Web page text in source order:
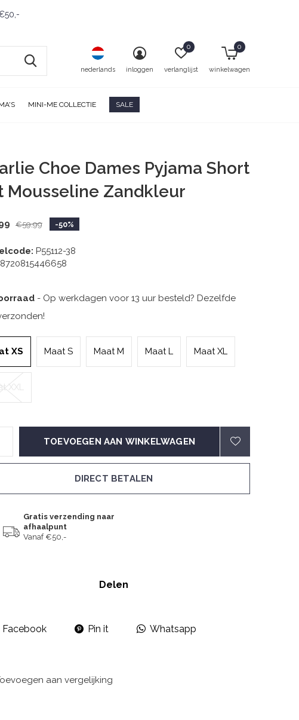
MINI-ME COLLECTIE SALE
nederlands inloggen verlanglijst
0
winkelwagen
0
Choe Dames Pyjama Short
Mousseline Zandkleur
€59,99 -50%
P55112-38
8720815446658
- Op werkdagen voor 13 uur besteld? Dezelfde
XS Maat S Maat M Maat L Maat XL
XXL
TOEVOEGEN AAN WINKELWAGEN
DIRECT BETALEN
Gratis verzending naar
afhaalpunt
Vanaf €50,-
Delen
Facebook Pin it Whatsapp
aan vergelijking